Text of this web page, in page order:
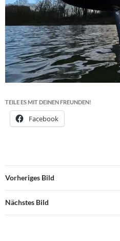
TEILE ES MIT DEINEN FREUNDEN!
Facebook
Vorheriges Bild
Nächstes Bild